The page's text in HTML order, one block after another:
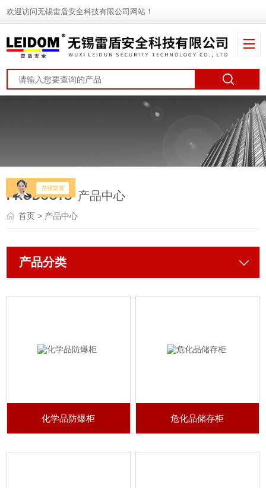
欢迎访问无锡雷盾安全科技有限公司网站！
PRODUCTS 产品中心
首页> 产品中心
产品分类
化学品防爆柜 危化品储存柜